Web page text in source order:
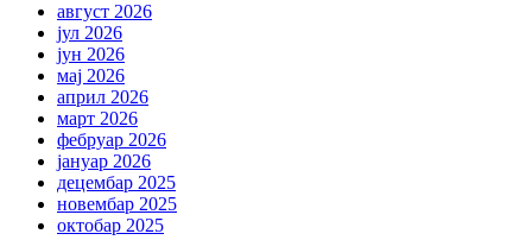
август 2026
јул 2026
јун 2026
мај 2026
април 2026
март 2026
фебруар 2026
јануар 2026
децембар 2025
новембар 2025
октобар 2025